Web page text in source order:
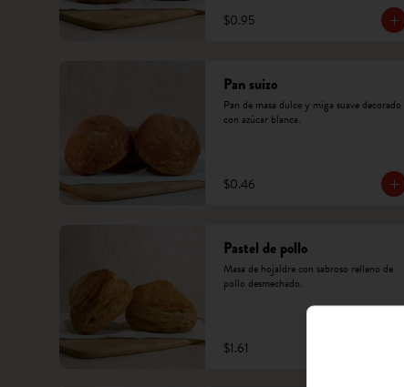
$0.95
Pan suizo
Pan de masa dulce y miga suave decorado
con azúcar blanca.
$0.46
Pastel de pollo
Masa de hojaldre con sabroso relleno de
pollo desmechado.
$1.61